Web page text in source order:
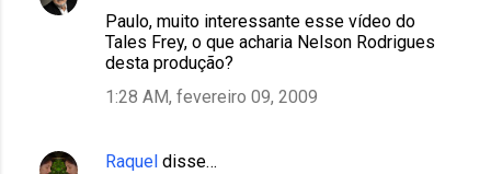
Paulo, muito interessante esse vídeo do
Tales Frey, o que acharia Nelson Rodrigues
desta produção?
1:28 AM, fevereiro 09, 2009
Raquel disse…